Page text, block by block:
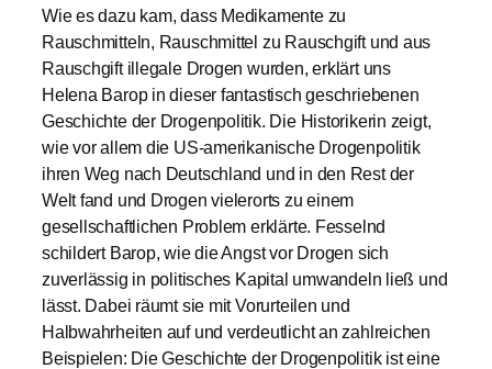
Wie es dazu kam, dass Medikamente zu
Rauschmitteln, Rauschmittel zu Rauschgift und aus
Rauschgift illegale Drogen wurden, erklärt uns
Helena Barop in dieser fantastisch geschriebenen
Geschichte der Drogenpolitik. Die Historikerin zeigt,
wie vor allem die US-amerikanische Drogenpolitik
ihren Weg nach Deutschland und in den Rest der
Welt fand und Drogen vielerorts zu einem
gesellschaftlichen Problem erklärte. Fesselnd
schildert Barop, wie die Angst vor Drogen sich
zuverlässig in politisches Kapital umwandeln ließ und
lässt. Dabei räumt sie mit Vorurteilen und
Halbwahrheiten auf und verdeutlicht an zahlreichen
Beispielen: Die Geschichte der Drogenpolitik ist eine